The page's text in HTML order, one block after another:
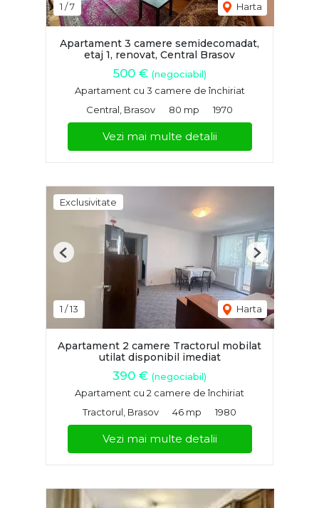
1 /7 Harta
Apartament 3 camere semidecomadat,
etaj 1, renovat, Central Brasov
500 € (negociabil)
Apartament cu 3 camere de închiriat
Central, Brasov
80 mp 1970
Vezi mai multe detalii
Exclusivitate
1 /13 Harta
Previous Next
Apartament 2 camere Tractorul mobilat
utilat disponibil imediat
390 € (negociabil)
Apartament cu 2 camere de închiriat
Tractorul, Brasov
46 mp 1980
Vezi mai multe detalii